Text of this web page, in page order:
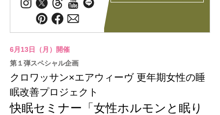
6月13日（月）開催
第１弾スペシャル企画
クロワッサン×エアウィーヴ 更年期女性の睡
眠改善プロジェクト
快眠セミナー「女性ホルモンと眠り